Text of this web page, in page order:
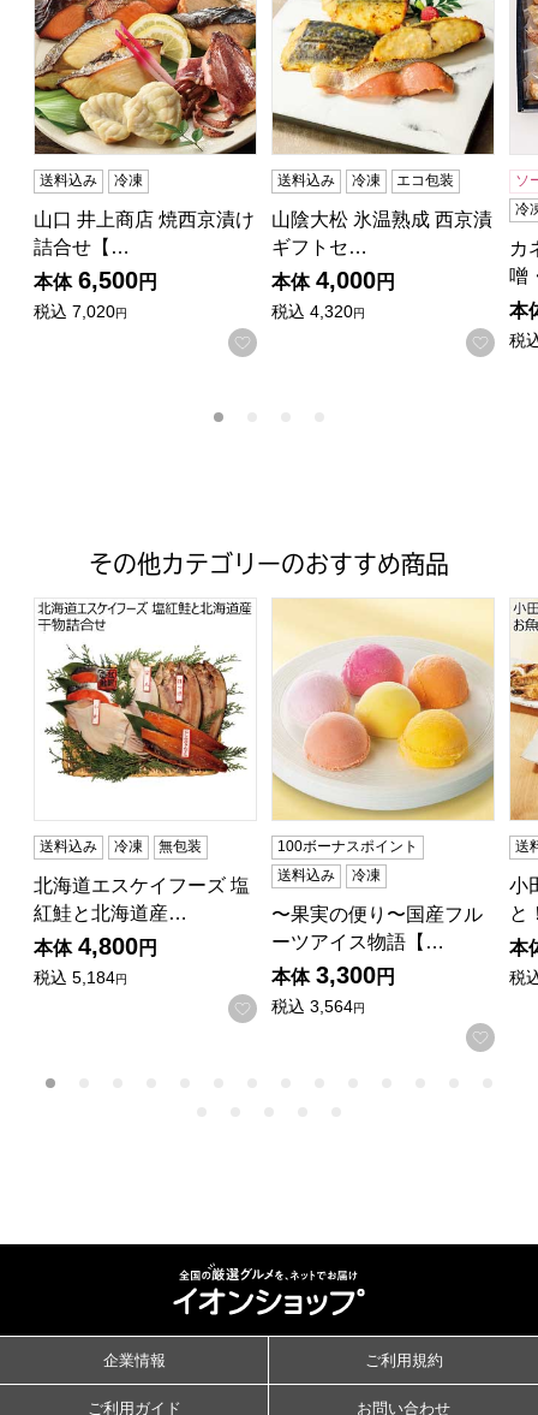
送料込み 冷凍
山口 井上商店 焼西京漬け
詰合せ【…
本体 6,500円
税込 7,020円
お気に入りに登録する
送料込み 冷凍 エコ包装
山陰大松 氷温熟成 西京漬
ギフトセ…
本体 4,000円
税込 4,320円
お気
ソ
冷
カ
噌
本
税
その他カテゴリーのおすすめ商品
北海道エスケイフーズ 塩紅鮭と北海道産干物詰合せ【夏
送料込み 冷凍 無包装
北海道エスケイフーズ 塩
紅鮭と北海道産…
本体 4,800円
税込 5,184円
お気に入りに登録する
〜果実の便り〜国産フルーツ
100ボーナスポイント
送料込み
冷凍
〜果実の便り〜国産フル
ーツアイス物語【…
本体 3,300円
税込 3,564円
お気
小
送
小
と
本
税
企業情報 ご利用規約
ご利用ガイド お問い合わせ